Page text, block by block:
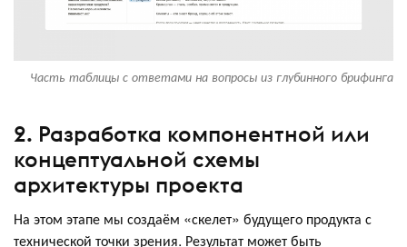
Часть таблицы с ответами на вопросы из глубинного брифинга
2. Разработка компонентной или
концептуальной схемы
архитектуры проекта
На этом этапе мы создаём «скелет» будущего продукта с
технической точки зрения. Результат может быть